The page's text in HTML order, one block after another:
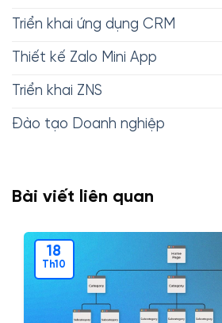
Triển khai ứng dụng CRM
Thiết kế Zalo Mini App
Triển khai ZNS
Đào tạo Doanh nghiệp
Bài viết liên quan
18
Th10